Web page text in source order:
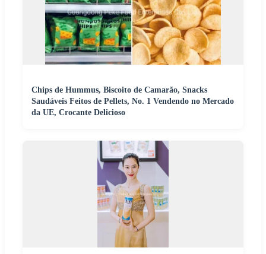
Chips de Hummus, Biscoito de Camarão, Snacks
Saudáveis Feitos de Pellets, No. 1 Vendendo no Mercado
da UE, Crocante Delicioso